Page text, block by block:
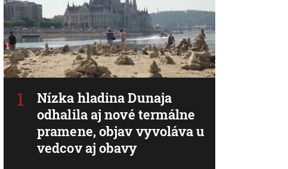
Nízka hladina Dunaja
odhalila aj nové termálne
pramene, objav vyvoláva u
vedcov aj obavy